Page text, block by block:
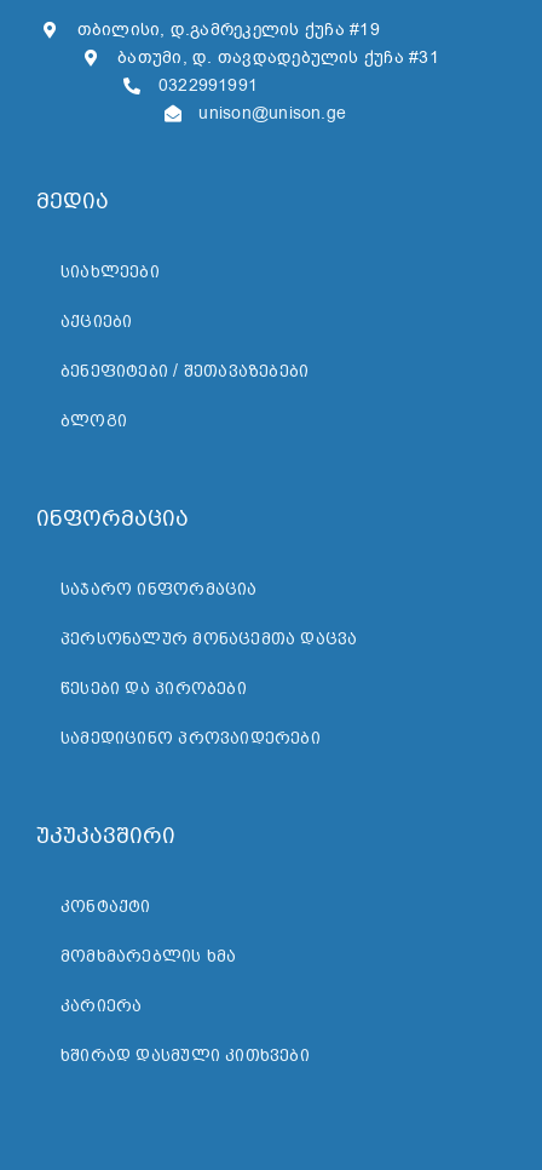
თბილისი, დ.გამრეკელის ქუჩა #19
ბათუმი, დ. თავდადებულის ქუჩა #31
0322991991
unison@unison.ge
მედია
ᲡᲘᲐᲮᲚᲔᲔᲑᲘ
ᲐᲥᲪᲘᲔᲑᲘ
ᲑᲔᲜᲔᲤᲘᲢᲔᲑᲘ / ᲨᲔᲗᲐᲕᲐᲖᲔᲑᲔᲑᲘ
ᲑᲚᲝᲒᲘ
ინფორმაცია
ᲡᲐᲯᲐᲠᲝ ᲘᲜᲤᲝᲠᲛᲐᲪᲘᲐ
ᲞᲔᲠᲡᲝᲜᲐᲚᲣᲠ ᲛᲝᲜᲐᲪᲔᲛᲗᲐ ᲓᲐᲪᲕᲐ
ᲬᲔᲡᲔᲑᲘ ᲓᲐ ᲞᲘᲠᲝᲑᲔᲑᲘ
ᲡᲐᲛᲔᲓᲘᲪᲘᲜᲝ ᲞᲠᲝᲕᲐᲘᲓᲔᲠᲔᲑᲘ
უკუკავშირი
ᲙᲝᲜᲢᲐᲥᲢᲘ
ᲛᲝᲛᲮᲛᲐᲠᲔᲑᲚᲘᲡ ᲮᲛᲐ
ᲙᲐᲠᲘᲔᲠᲐ
ᲮᲨᲘᲠᲐᲓ ᲓᲐᲡᲛᲣᲚᲘ ᲙᲘᲗᲮᲕᲔᲑᲘ